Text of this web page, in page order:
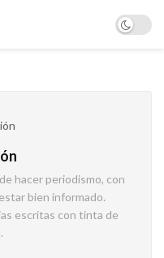
hacer periodismo, con
bien informado.
escritas con tinta de